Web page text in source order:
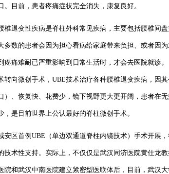
。目前，患者疼痛症状完全消失，康复良好。
椎退变性疾病是脊柱外科常见疾病，主要包括腰椎间
多数的患者会因为担心看病给家庭带来负担、或者因
疼痛难耐已严重影响到日常生活时，才会去医院就诊
转向微创手术，UBE技术治疗各种腰椎退变疾病，因
）、恢复快、花费少，镜下视野更大更开阔，患者在
，是目前世界上公认最好的脊柱微创手术。
安区首例UBE（单边双通道脊柱内镜技术）手术开展
技术性支持。实际上，不仅仅是武汉同济医院黄仕龙教
院和武汉中南医院建立紧密型医联体后，目前，武汉